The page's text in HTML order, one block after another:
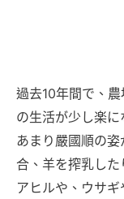
過去10年間で、
の生活が少し楽
あまり嚴國順の
合、羊を搾乳した
アヒルや、ウサ